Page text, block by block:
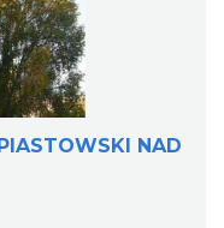
NAD